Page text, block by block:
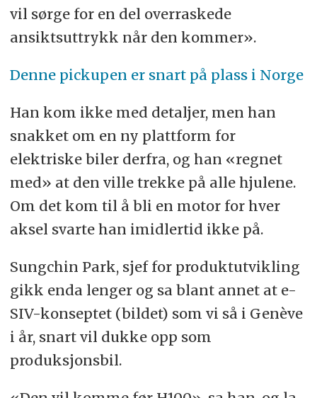
vil sørge for en del overraskede
ansiktsuttrykk når den kommer».
Denne pickupen er snart på plass i Norge
Han kom ikke med detaljer, men han
snakket om en ny plattform for
elektriske biler derfra, og han «regnet
med» at den ville trekke på alle hjulene.
Om det kom til å bli en motor for hver
aksel svarte han imidlertid ikke på.
Sungchin Park, sjef for produktutvikling
gikk enda lenger og sa blant annet at e-
SIV-konseptet (bildet) som vi så i Genève
i år, snart vil dukke opp som
produksjonsbil.